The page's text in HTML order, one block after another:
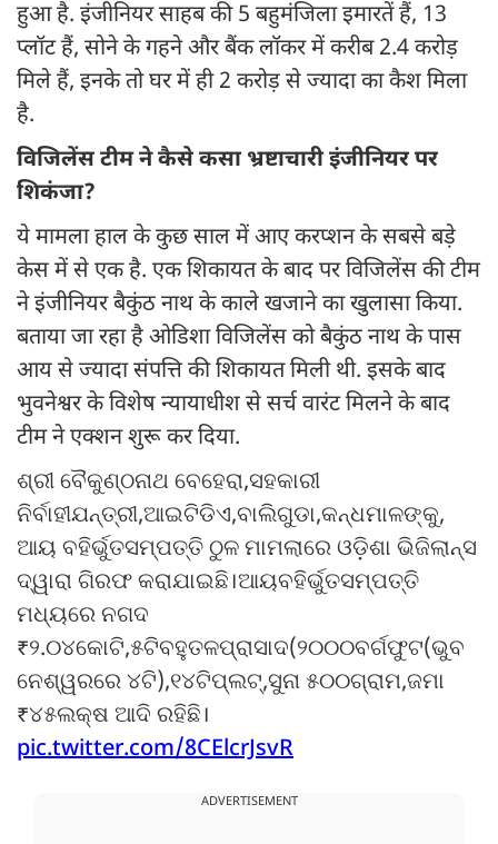
हुआ है. इंजीनियर साहब की 5 बहुमंजिला इमारतें हैं, 13
प्लॉट हैं, सोने के गहने और बैंक लॉकर में करीब 2.4 करोड़
मिले हैं, इनके तो घर में ही 2 करोड़ से ज्यादा का कैश मिला
है.
विजिलेंस टीम ने कैसे कसा भ्रष्टाचारी इंजीनियर पर
शिकंजा?
ये मामला हाल के कुछ साल में आए करप्शन के सबसे बड़े
केस में से एक है. एक शिकायत के बाद पर विजिलेंस की टीम
ने इंजीनियर बैकुंठ नाथ के काले खजाने का खुलासा किया.
बताया जा रहा है ओडिशा विजिलेंस को बैकुंठ नाथ के पास
आय से ज्यादा संपत्ति की शिकायत मिली थी. इसके बाद
भुवनेश्वर के विशेष न्यायाधीश से सर्च वारंट मिलने के बाद
टीम ने एक्शन शुरू कर दिया.
ଶ୍ରୀ ବୈକୁଣ୍ଠନାଥ ବେହେରା,ସହକାରୀ
ନିର୍ବାହୀଯନ୍ତ୍ରୀ,ଆଇଟିଡିଏ,ବାଲିଗୁଡା,କନ୍ଧମାଳଙ୍କୁ,
ଆୟ ବହିର୍ଭୁତସମ୍ପତ୍ତି ଠୁଳ ମାମଲାରେ ଓଡ଼ିଶା ଭିଜିଲାନ୍ସ
ଦ୍ୱାରା ଗିରଫ କରାଯାଇଛି।ଆୟବହିର୍ଭୁତସମ୍ପତ୍ତି
ମଧ୍ୟରେ ନଗଦ
₹୨.୦୪କୋଟି,୫ଟିବହୁତଳପ୍ରାସାଦ(୨୦୦୦ବର୍ଗଫୁଟ(ଭୁବ
ନେଶ୍ୱରରେ ୪ଟି),୧୪ଟିପ୍ଲଟ୍,ସୁନା ୫୦୦ଗ୍ରାମ,ଜମା
₹୪୫ଲକ୍ଷ ଆଦି ରହିଛି।
pic.twitter.com/8CElcrJsvR
ADVERTISEMENT